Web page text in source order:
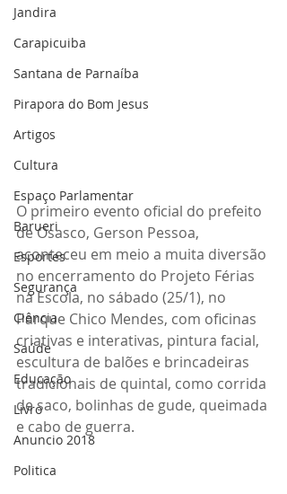
Jandira
Carapicuiba
Santana de Parnaíba
Pirapora do Bom Jesus
Artigos
Cultura
Espaço Parlamentar
Barueri
Esportes
Segurança
Ciência
Saúde
Educação
Livro
Anuncio 2018
Politica
O primeiro evento oficial do prefeito
de Osasco, Gerson Pessoa,
aconteceu em meio a muita diversão
no encerramento do Projeto Férias
na Escola, no sábado (25/1), no
Parque Chico Mendes, com oficinas
criativas e interativas, pintura facial,
escultura de balões e brincadeiras
tradicionais de quintal, como corrida
de saco, bolinhas de gude, queimada
e cabo de guerra.